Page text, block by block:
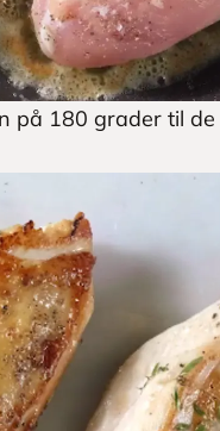
på 180 grader til